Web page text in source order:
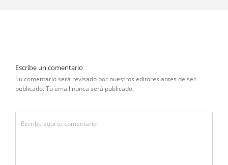
Escribe un comentario
Tu comentario será revisado por nuestros editores antes de ser
publicado. Tu email nunca será publicado.